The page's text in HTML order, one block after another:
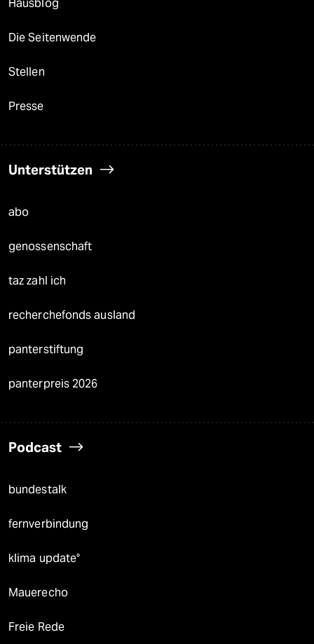
Hausblog
Die Seitenwende
Stellen
Presse
Unterstützen
abo
genossenschaft
taz zahl ich
recherchefonds ausland
panterstiftung
panterpreis 2026
Podcast
bundestalk
fernverbindung
klima update°
Mauerecho
Freie Rede